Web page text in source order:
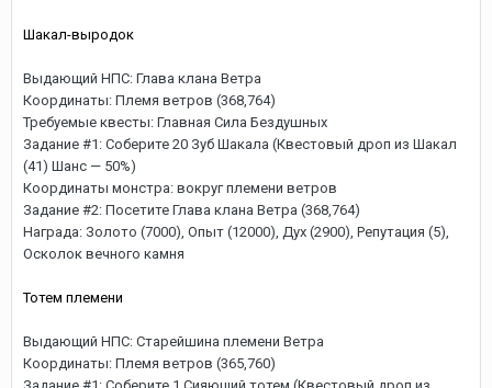
Шакал-выродок
Выдающий НПС: Глава клана Ветра
Координаты: Племя ветров (368,764)
Требуемые квесты: Главная Сила Бездушных
Задание #1: Соберите 20 Зуб Шакала (Квестовый дроп из Шакал
(41) Шанс — 50%)
Координаты монстра: вокруг племени ветров
Задание #2: Посетите Глава клана Ветра (368,764)
Награда: Золото (7000), Опыт (12000), Дух (2900), Репутация (5),
Осколок вечного камня
Тотем племени
Выдающий НПС: Старейшина племени Ветра
Координаты: Племя ветров (365,760)